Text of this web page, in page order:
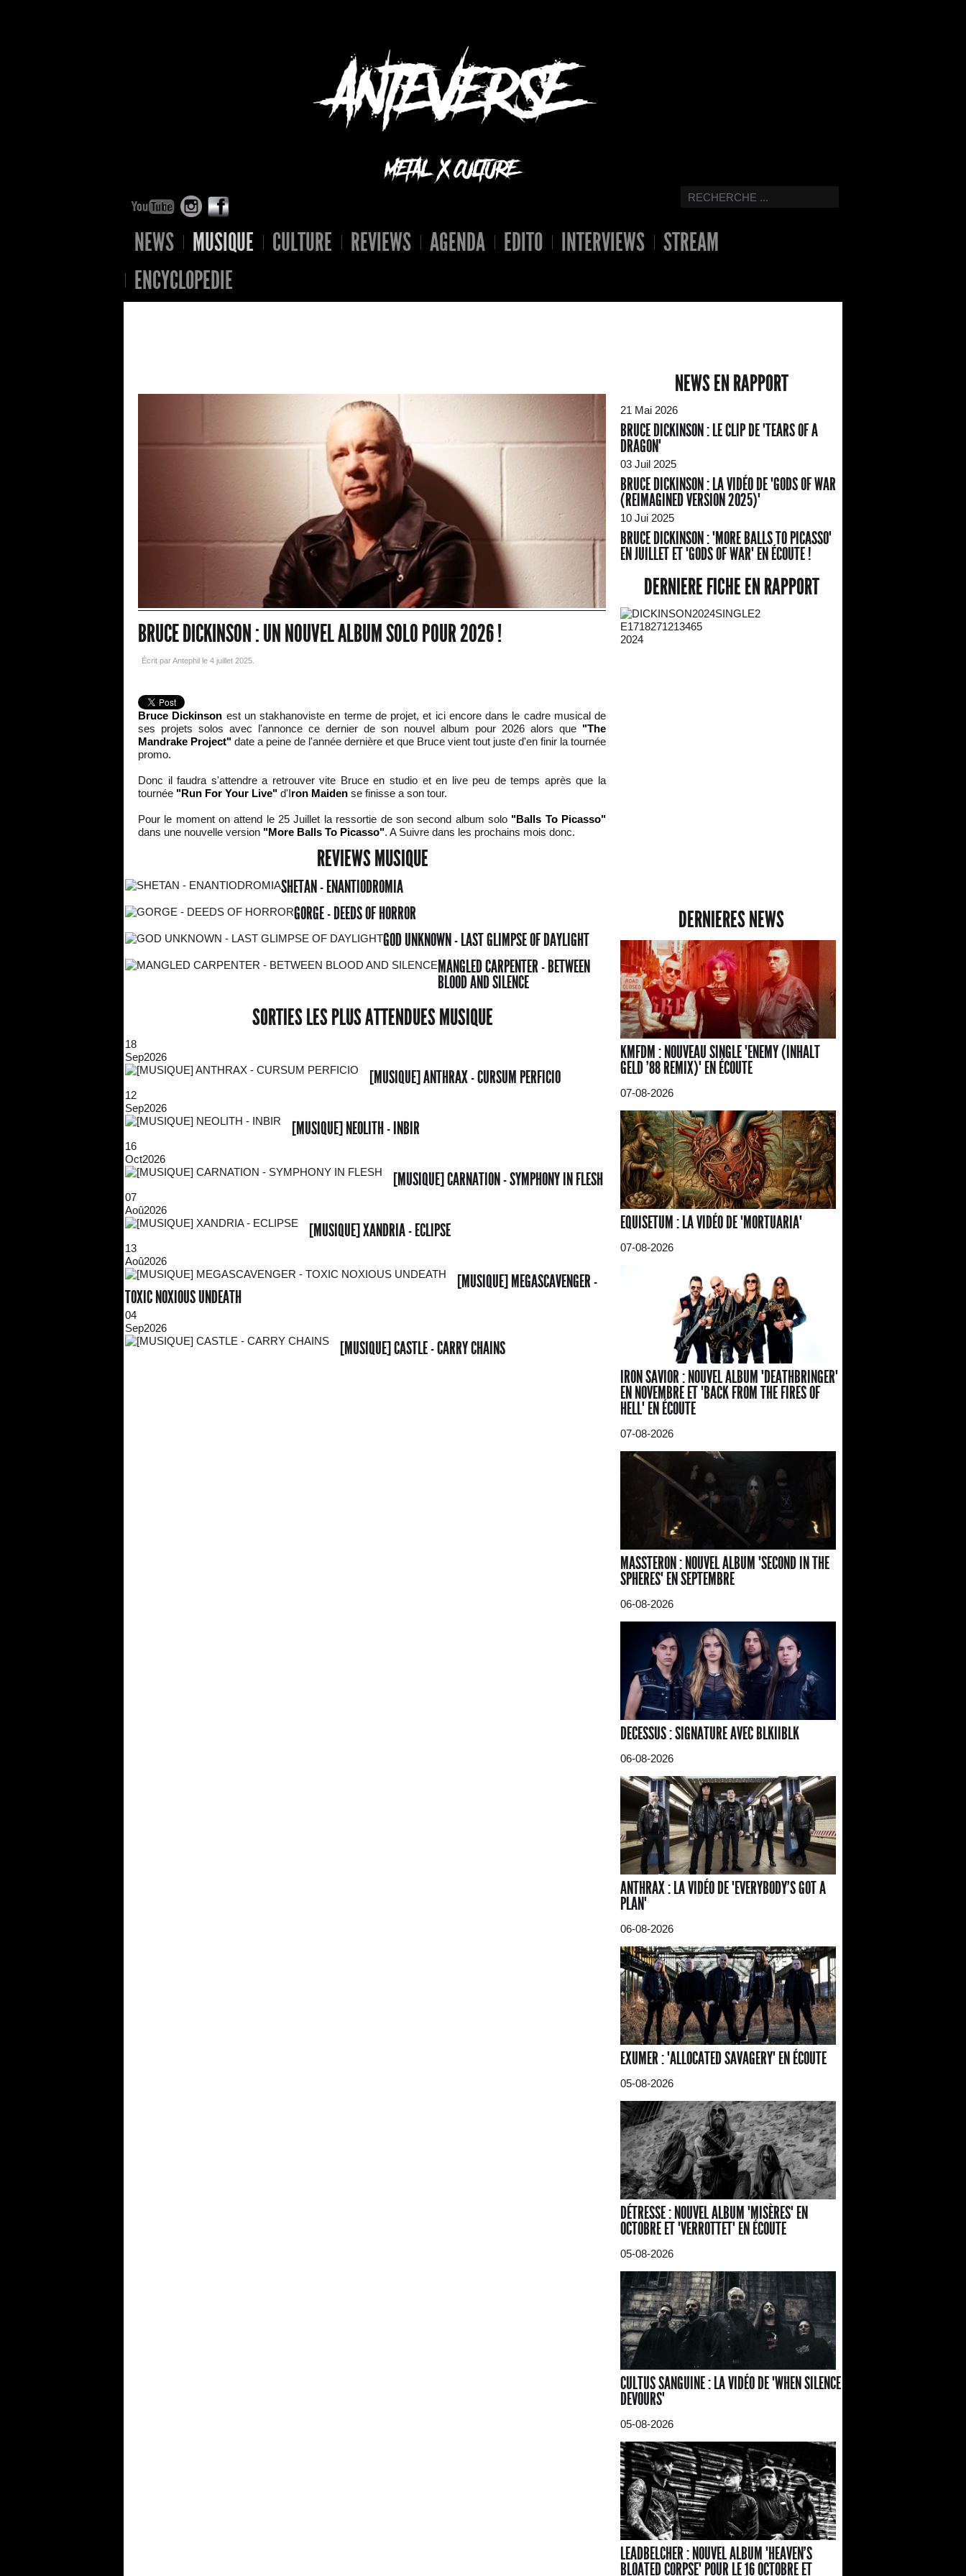
NEWS MUSIQUE CULTURE REVIEWS AGENDA EDITO INTERVIEWS
STREAM
ENCYCLOPEDIE
BRUCE DICKINSON : UN NOUVEL ALBUM SOLO POUR 2026 !
Écrit par Antephil le 4 juillet 2025
Bruce Dickinson est un stakhanoviste en terme de projet, et ici encore dans le cadre musical de
ses projets solos avec l'annonce ce dernier de son nouvel album pour 2026 alors que "The
Mandrake Project" date a peine de l'année dernière et que Bruce vient tout juste d'en finir la tournée
promo.
Donc il faudra s'attendre a retrouver vite Bruce en studio et en live peu de temps après que la
tournée "Run For Your Live" d'Iron Maiden se finisse a son tour.
Pour le moment on attend le 25 Juillet la ressortie de son second album solo "Balls To Picasso"
dans une nouvelle version "More Balls To Picasso". A Suivre dans les prochains mois donc.
REVIEWS MUSIQUE
SHETAN - ENANTIODROMIA
GORGE - DEEDS OF HORROR
GOD UNKNOWN - LAST GLIMPSE OF DAYLIGHT
MANGLED CARPENTER - BETWEEN
BLOOD AND SILENCE
SORTIES LES PLUS ATTENDUES MUSIQUE
18
Sep2026
[MUSIQUE] ANTHRAX - CURSUM PERFICIO
12
Sep2026
[MUSIQUE] NEOLITH - INBIR
16
Oct2026
[MUSIQUE] CARNATION - SYMPHONY IN FLESH
07
Aoû2026
[MUSIQUE] XANDRIA - ECLIPSE
13
Aoû2026
[MUSIQUE] MEGASCAVENGER -
TOXIC NOXIOUS UNDEATH
04
Sep2026
[MUSIQUE] CASTLE - CARRY CHAINS
NEWS EN RAPPORT
21 Mai 2026
BRUCE DICKINSON : LE CLIP DE "TEARS OF A
DRAGON"
03 Juil 2025
BRUCE DICKINSON : LA VIDÉO DE "GODS OF WAR
(REIMAGINED VERSION 2025)"
10 Jui 2025
BRUCE DICKINSON : "MORE BALLS TO PICASSO"
EN JUILLET ET "GODS OF WAR" EN ÉCOUTE !
DERNIERE FICHE EN RAPPORT
2024
DERNIERES NEWS
KMFDM : NOUVEAU SINGLE "ENEMY (INHALT
GELD '88 REMIX)" EN ÉCOUTE
07-08-2026
EQUISETUM : LA VIDÉO DE "MORTUARIA"
07-08-2026
IRON SAVIOR : NOUVEL ALBUM "DEATHBRINGER"
EN NOVEMBRE ET "BACK FROM THE FIRES OF
HELL" EN ÉCOUTE
07-08-2026
MASSTERON : NOUVEL ALBUM "SECOND IN THE
SPHERES" EN SEPTEMBRE
06-08-2026
DECESSUS : SIGNATURE AVEC BLKIIBLK
06-08-2026
ANTHRAX : LA VIDÉO DE "EVERYBODY'S GOT A
PLAN"
06-08-2026
EXUMER : "ALLOCATED SAVAGERY" EN ÉCOUTE
05-08-2026
DÉTRESSE : NOUVEL ALBUM "MISÈRES" EN
OCTOBRE ET "VERROTTET" EN ÉCOUTE
05-08-2026
CULTUS SANGUINE : LA VIDÉO DE "WHEN SILENCE
DEVOURS"
05-08-2026
LEADBELCHER : NOUVEL ALBUM "HEAVEN'S
BLOATED CORPSE" POUR LE 16 OCTOBRE ET